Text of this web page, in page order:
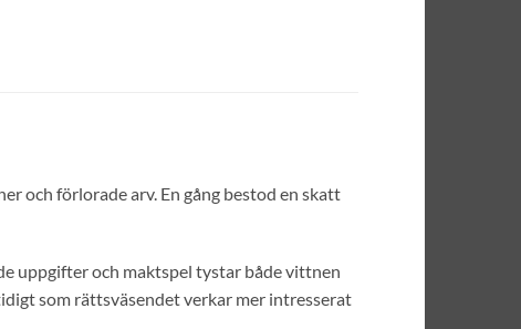
och förlorade arv. En gång bestod en skatt
uppgifter och maktspel tystar både vittnen
som rättsväsendet verkar mer intresserat